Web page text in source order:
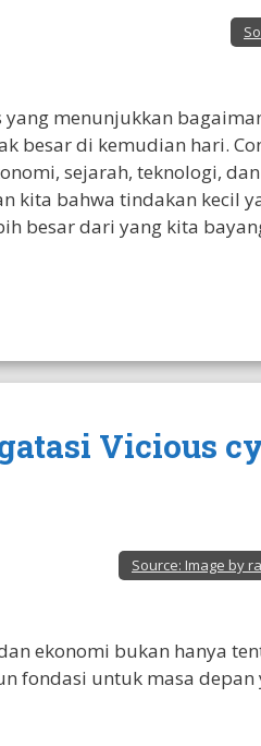
menunjukkan
besar di kemudian hari.
sejarah, teknologi,
kita bahwa tindakan kecil
besar dari yang kita
Vicious
Source: Image by
ekonomi bukan hanya
fondasi untuk masa